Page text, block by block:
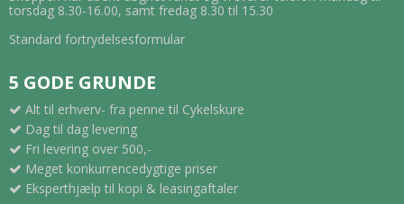
torsdag 8.30-16.00, samt fredag 8.30 til 15.30
Standard fortrydelsesformular
5 GODE GRUNDE
Alt til erhverv- fra penne til Cykelskure
Dag til dag levering
Fri levering over 500,-
Meget konkurrencedygtige priser
Eksperthjælp til kopi & leasingaftaler